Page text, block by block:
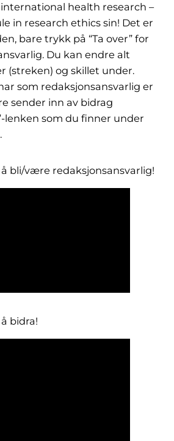
health research –
in research ethics sin! Det er
bare trykk på “Ta over” for
Du kan endre alt
(streken) og skillet under.
som redaksjonsansvarlig er
sender inn av bidrag
lenken som du finner under
bli/være redaksjonsansvarlig!
bidra!